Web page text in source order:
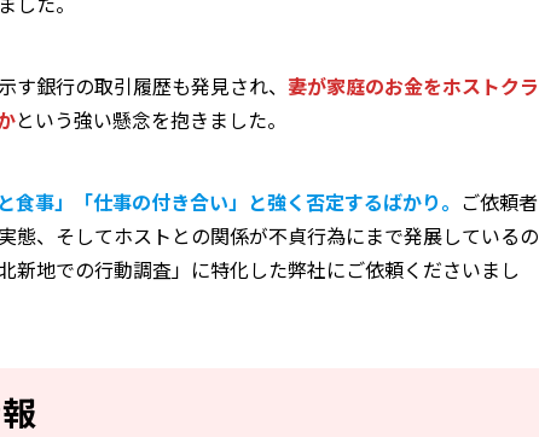
す銀行の取引履歴も発見され、 妻が家庭のお金をホストクラ
という強い懸念を抱きました。
食事」「仕事の付き合い」と強く否定するばかり。 ご依頼者
態、そしてホストとの関係が不貞行為にまで発展しているの
新地での行動調査」に特化した弊社にご依頼くださいまし